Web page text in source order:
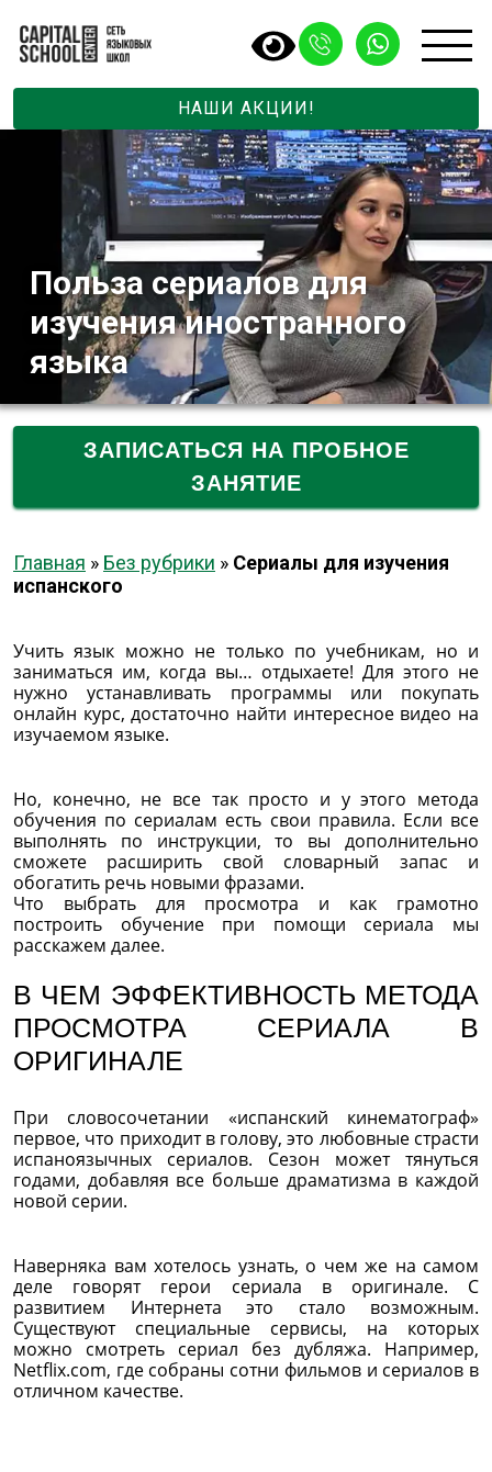
НАШИ АКЦИИ!
Польза сериалов для
изучения иностранного
языка
ЗАПИСАТЬСЯ НА ПРОБНОЕ
ЗАНЯТИЕ
Главная » Без рубрики » Сериалы для изучения
испанского
Учить язык можно не только по учебникам, но и
заниматься им, когда вы… отдыхаете! Для этого не
нужно устанавливать программы или покупать
онлайн курс, достаточно найти интересное видео на
изучаемом языке.
Но, конечно, не все так просто и у этого метода
обучения по сериалам есть свои правила. Если все
выполнять по инструкции, то вы дополнительно
сможете расширить свой словарный запас и
обогатить речь новыми фразами.
Что выбрать для просмотра и как грамотно
построить обучение при помощи сериала мы
расскажем далее.
В ЧЕМ ЭФФЕКТИВНОСТЬ МЕТОДА
ПРОСМОТРА СЕРИАЛА В
ОРИГИНАЛЕ
При словосочетании «испанский кинематограф»
первое, что приходит в голову, это любовные страсти
испаноязычных сериалов. Сезон может тянуться
годами, добавляя все больше драматизма в каждой
новой серии.
Наверняка вам хотелось узнать, о чем же на самом
деле говорят герои сериала в оригинале. С
развитием Интернета это стало возможным.
Существуют специальные сервисы, на которых
можно смотреть сериал без дубляжа. Например,
Netflix.com, где собраны сотни фильмов и сериалов в
отличном качестве.